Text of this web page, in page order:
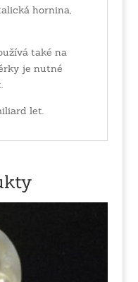
hornina,
také na
je nutné
let.